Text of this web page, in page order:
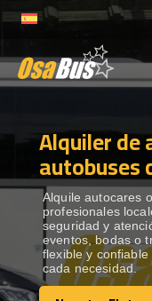
to
ALQUILER DE
DESTINOS
RECORRIDAS
Alquiler de
autobuses
Alquile autocares
profesionales
seguridad y
eventos, bodas o
flexible y
cada necesidad.